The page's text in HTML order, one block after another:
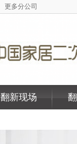
更多分公司
翻新现场